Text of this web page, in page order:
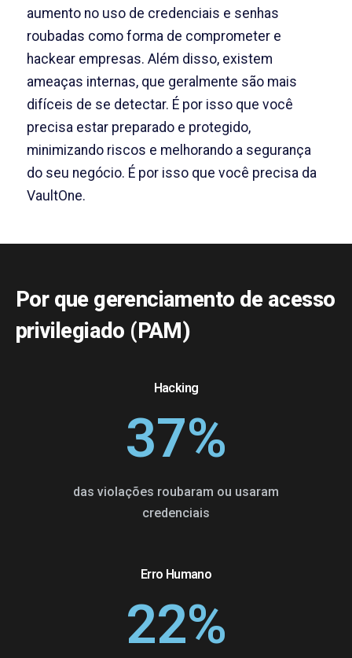
aumento no uso de credenciais e senhas
roubadas como forma de comprometer e
hackear empresas. Além disso, existem
ameaças internas, que geralmente são mais
difíceis de se detectar. É por isso que você
precisa estar preparado e protegido,
minimizando riscos e melhorando a segurança
do seu negócio. É por isso que você precisa da
VaultOne.
Por que gerenciamento de acesso
privilegiado (PAM)
Hacking
37%
das violações roubaram ou usaram
credenciais
Erro Humano
22%